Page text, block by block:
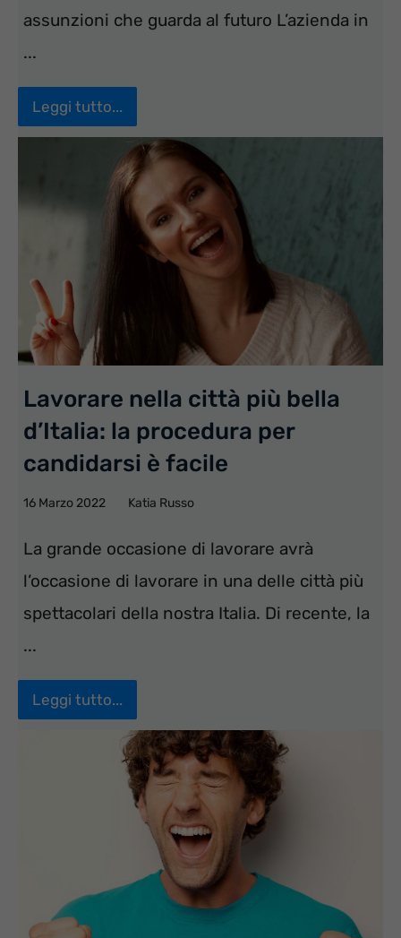
assunzioni che guarda al futuro L’azienda in
...
Leggi tutto...
Lavorare nella città più bella
d’Italia: la procedura per
candidarsi è facile
16 Marzo 2022 Katia Russo
La grande occasione di lavorare avrà
l’occasione di lavorare in una delle città più
spettacolari della nostra Italia. Di recente, la
...
Leggi tutto...